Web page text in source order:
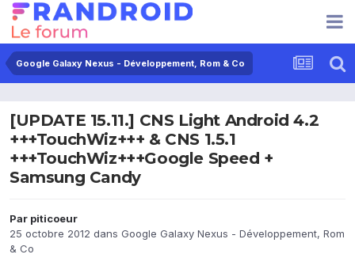
Google Galaxy Nexus - Développement, Rom & Co
[UPDATE 15.11.] CNS Light Android 4.2
+++TouchWiz+++ & CNS 1.5.1
+++TouchWiz+++Google Speed +
Samsung Candy
Par piticoeur
25 octobre 2012 dans Google Galaxy Nexus - Développement, Rom
& Co